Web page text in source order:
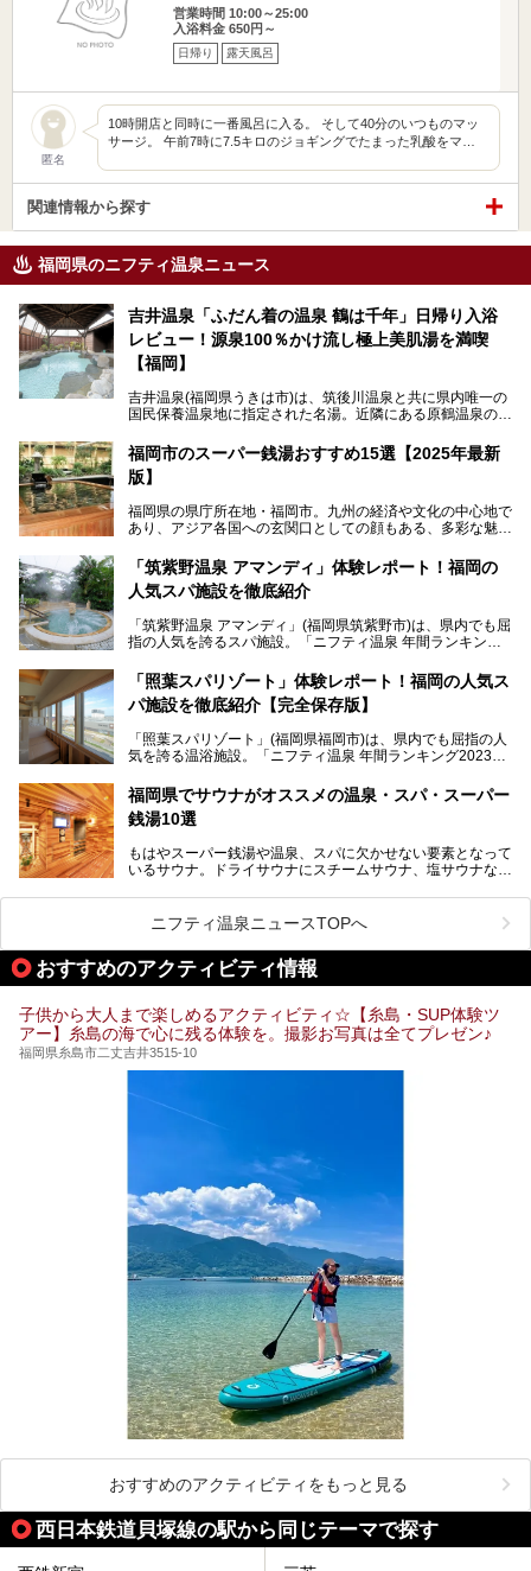
営業時間 10:00～25:00
入浴料金 650円～
日帰り 露天風呂
匿名
10時開店と同時に一番風呂に入る。 そして40分のいつものマッ
サージ。 午前7時に7.5キロのジョギングでたまった乳酸をマ…
関連情報から探す
福岡県のニフティ温泉ニュース
吉井温泉「ふだん着の温泉 鶴は千年」日帰り入浴
レビュー！源泉100％かけ流し極上美肌湯を満喫
【福岡】
吉井温泉(福岡県うきは市)は、筑後川温泉と共に県内唯一の
国民保養温泉地に指定された名湯。近隣にある原鶴温泉の観
す。
「ふだん着の温泉 鶴は千年」は、吉井温泉にある日帰り入
住民や温泉ファンに愛され続けています。今回は筆者自ら日
帰り入浴し、自慢の温泉を中心に詳細レビューします！
福岡市のスーパー銭湯おすすめ15選【2025年最新
版】
福岡県の県庁所在地・福岡市。九州の経済や文化の中心地で
あり、アジア各国への玄関口としての顔もある、多彩な魅力
そんな福岡市は、スーパー銭湯も多種多彩。玄界灘を眺めら
れるリゾート気分満点のスーパー銭湯から、繁華街近くのレ
いスーパー銭湯を一挙ご紹介します。
「筑紫野温泉 アマンディ」体験レポート！福岡の
人気スパ施設を徹底紹介
「筑紫野温泉 アマンディ」(福岡県筑紫野市)は、県内でも屈
指の人気を誇るスパ施設。「ニフティ温泉 年間ランキング2
入浴客で賑わっています。
そこで今回は、ニフティ温泉ライターである筆者が現地訪
ーム・併設するレストランを体験し、それらの全貌を徹底紹
介します！
「照葉スパリゾート」体験レポート！福岡の人気ス
パ施設を徹底紹介【完全保存版】
「照葉スパリゾート」(福岡県福岡市)は、県内でも屈指の人
気を誇る温浴施設。「ニフティ温泉 年間ランキング2023」
常連客で賑わっています。
そこで今回は、ニフティ温泉ライターである筆者が現地体
ューズメント・宿泊施設・グルメ・その他施設まで、多彩な
る全貌と魅力を徹底紹介します！
福岡県でサウナがオススメの温泉・スパ・スーパー
銭湯10選
もはやスーパー銭湯や温泉、スパに欠かせない要素となって
いるサウナ。ドライサウナにスチームサウナ、塩サウナな
ペース、ロウリュウなど、心ゆくまで楽しむためのサービス
が充実した施設も多くみられます。
今回はそんなサウナにこだわった、福岡県内のオススメ温
泉・銭湯・スパを10件紹介したいと思います！
ニフティ温泉ニュースTOPへ
おすすめのアクティビティ情報
子供から大人まで楽しめるアクティビティ☆【糸島・SUP体験ツ
アー】糸島の海で心に残る体験を。撮影お写真は全てプレゼン♪
福岡県糸島市二丈吉井3515-10
おすすめのアクティビティをもっと見る
西日本鉄道貝塚線の駅から同じテーマで探す